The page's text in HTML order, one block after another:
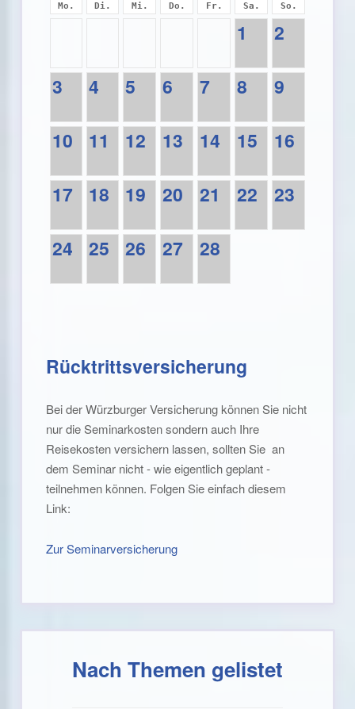
Mo. Di. Mi. Do. Fr. Sa. So.
1 2
3 4 5 6 7 8 9
10 11 12 13 14 15 16
17 18 19 20 21 22 23
24 25 26 27 28
Rücktrittsversicherung
Bei der Würzburger Versicherung können Sie nicht
nur die Seminarkosten sondern auch Ihre
Reisekosten versichern lassen, sollten Sie an
dem Seminar nicht - wie eigentlich geplant -
teilnehmen können. Folgen Sie einfach diesem
Link:
Zur Seminarversicherung
Nach Themen gelistet